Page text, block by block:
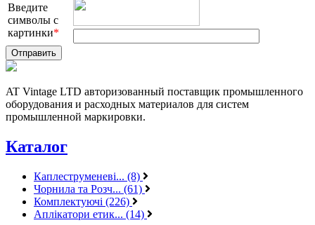
Введите
символы с
картинки*
AT Vintage LTD авторизованный поставщик промышленного
оборудования и расходных материалов для систем
промышленной маркировки.
Каталог
Каплеструменеві... (8)
Чорнила та Розч... (61)
Комплектуючі (226)
Аплікатори етик... (14)